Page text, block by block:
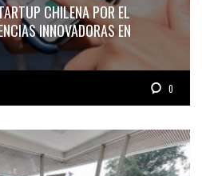
CHILENA POR EL
INNOVADORAS EN
0